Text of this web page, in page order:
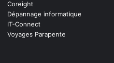
Coreight
Dépannage informatique
IT-Connect
Voyages Parapente